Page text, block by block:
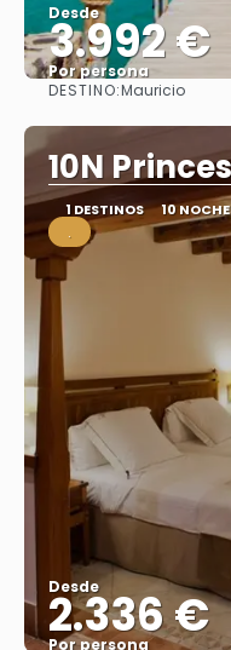
Desde
3.992 €
Por persona
DESTINO:Mauricio
10N
1 DESTINOS 10
.
Desde
2.336 €
Por persona